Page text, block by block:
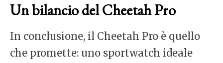
Un bilancio del Cheetah Pro
In conclusione, il Cheetah Pro è quello
che promette: uno sportwatch ideale